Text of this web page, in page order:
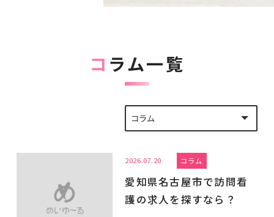
コラム一覧
2026.07.20 コラム
愛知県名古屋市で訪問看
護の求人を探すなら？